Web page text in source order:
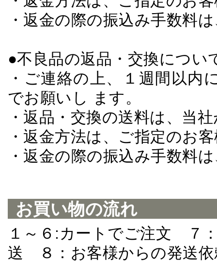
・返金の際の振込み手数料
●不良品の返品・交換につい
・ご連絡の上、１週間以
でお願いし ます。
・返品・交換の送料は、当
・返金方法は、ご指定のお
・返金の際の振込み手数料
お買い物の流れ
１～６:カートでご注文 ７
送 ８：お客様からの発送